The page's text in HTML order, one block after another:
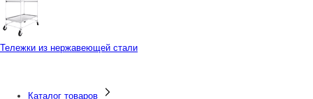
Тележки из нержавеющей стали
Каталог товаров